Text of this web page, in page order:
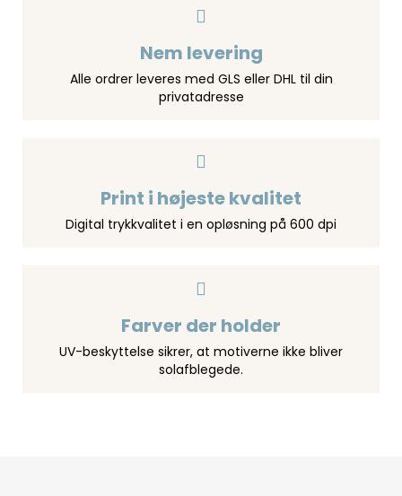
Nem levering
Alle ordrer leveres med GLS eller DHL til din
privatadresse
Print i højeste kvalitet
Digital trykkvalitet i en opløsning på 600 dpi
Farver der holder
UV-beskyttelse sikrer, at motiverne ikke bliver
solafblegede.